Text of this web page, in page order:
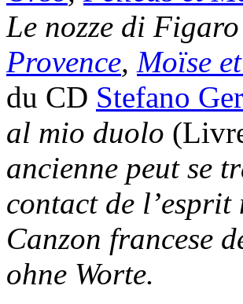
Le nozze di Figaro
Provence, Moïse
du CD Stefano
al mio duolo
ancienne peut se
contact de l’esprit
Canzon francese
ohne Worte.